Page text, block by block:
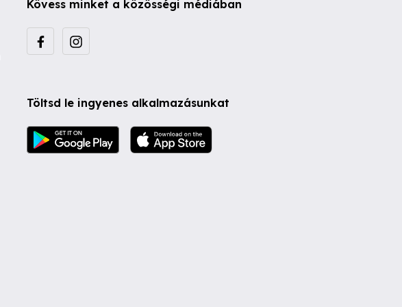
Kövess minket a közösségi médiában
Töltsd le ingyenes alkalmazásunkat